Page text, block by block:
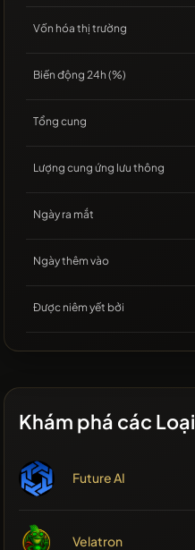
Vốn hóa thị trường
Biến động 24h (%)
Tổng cung
Lượng cung ứng lưu thông
Ngày ra mắt
Ngày thêm vào
Được niêm yết bởi
Khám phá các
Future AI
Velatron